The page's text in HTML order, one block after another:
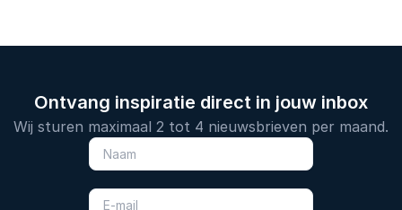
Ontvang inspiratie direct in jouw inbox
Wij sturen maximaal 2 tot 4 nieuwsbrieven per maand.